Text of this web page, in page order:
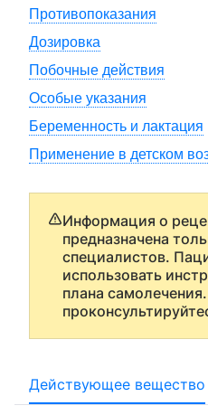
Противопоказания
Дозировка
Побочные действия
Особые указания
Беременность и лактация
Применение в детском
Информация о
предназначена
специалистов.
использовать
плана
Действующее вещество